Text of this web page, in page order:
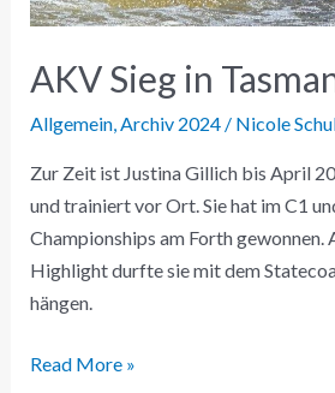
AKV Sieg in
Allgemein,Archiv 2024/ Nicole
Zur Zeit ist Justina Gillich bis April
und trainiert vor Ort. Sie hat im C1
Championships am Forth gewonnen.
Highlight durfte sie mit dem
hängen.
Read More »